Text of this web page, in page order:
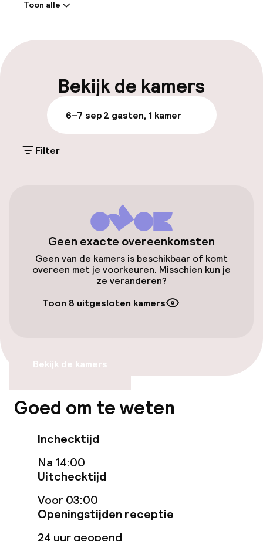
Laat uitchecken mogelijk
Bagageruimte
Parkeren & mobiliteit
Transferservice
Toegankelijkheid
Gratis wifi
TV lounge
Restaurant
Bar
Eet- en drinkdiensten
Toon alle
Bekijk de kamers
6–7 sep2 gasten, 1 kamer
Filter
Geen exacte overeenkomsten
Geen van de kamers is beschikbaar of komt
overeen met je voorkeuren. Misschien kun je
ze veranderen?
Toon 8 uitgesloten kamers
Bekijk de kamers
Goed om te weten
Inchecktijd
Na 14:00
Uitchecktijd
Voor 03:00
Openingstijden receptie
24 uur geopend